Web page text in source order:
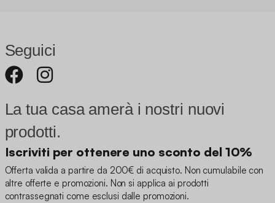
Seguici
La tua casa amerà i nostri nuovi
prodotti.
Iscriviti per ottenere uno sconto del 10%
Offerta valida a partire da 200€ di acquisto. Non cumulabile con
altre offerte e promozioni. Non si applica ai prodotti
contrassegnati come esclusi dalle promozioni.